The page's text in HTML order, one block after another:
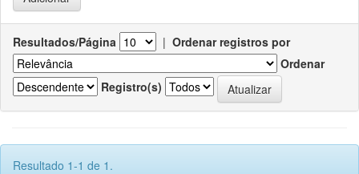
Resultados/Página | Ordenar registros por
Ordenar
Registro(s)
Resultado 1-1 de 1.